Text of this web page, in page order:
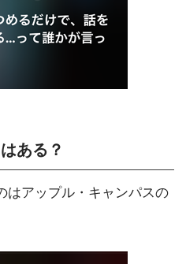
ある？
はアップル・キャンパスの